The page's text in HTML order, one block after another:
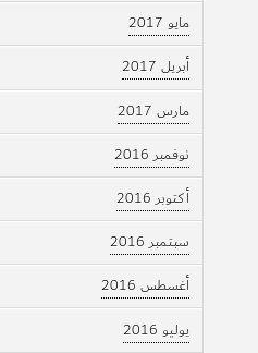
مايو 2017
أبريل 2017
مارس 2017
نوفمبر 2016
أكتوبر 2016
سبتمبر 2016
أغسطس 2016
يوليو 2016